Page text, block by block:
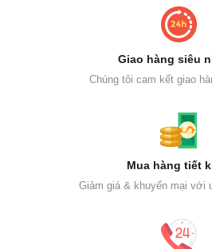
Giao hàng siêu
Chúng tôi cam kết giao
Mua hàng tiết
Giảm giá & khuyến mại với